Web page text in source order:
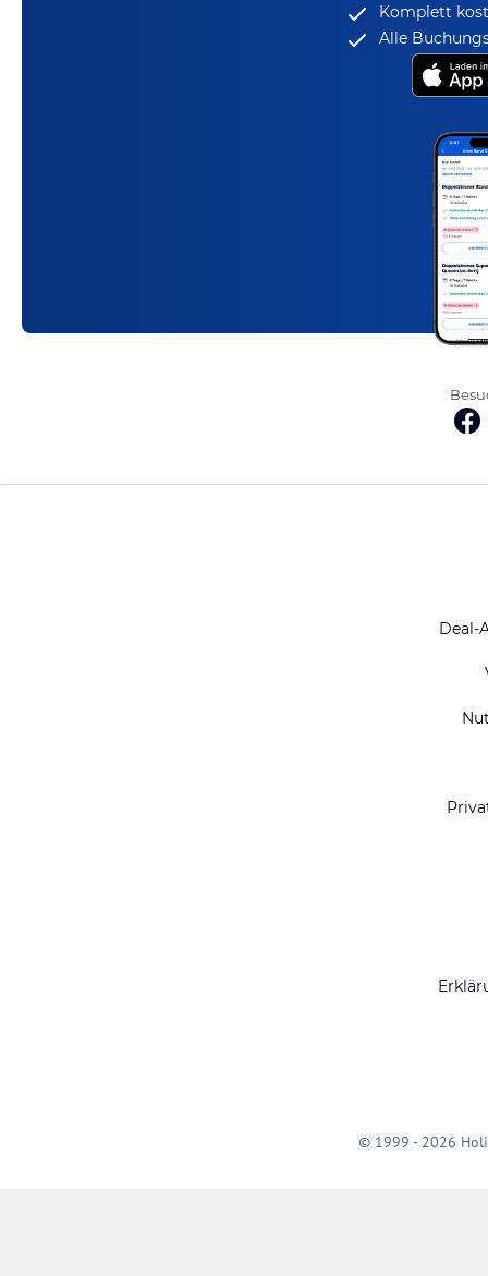
Komplett
Alle
Deal-
© 1999 - 2026